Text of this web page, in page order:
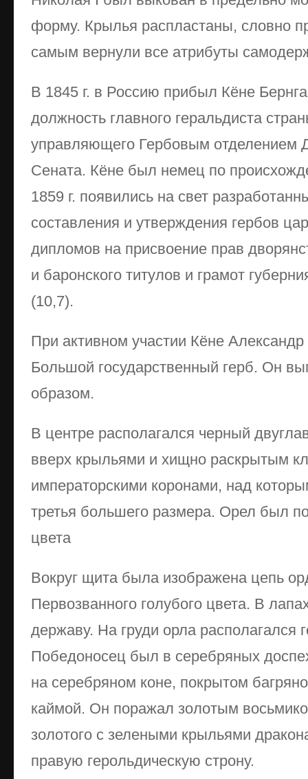
форму. Крылья распластаны, словно
самым вернули все атрибуты
В 1845 г. в Россию прибыл Кёне
должность главного геральдиста
управляющего Гербовым отделением
Сената. Кёне был немец по
1859 г. появились на свет
составления и утверждения гербов
дипломов на присвоение прав
и баронского титулов и грамот
(10,7).
При активном участии Кёне
Большой государственный герб. Он
образом.
В центре располагался черный
вверх крыльями и хищно раскрытым
императорскими коронами, над
третья большего размера. Орел был
цвета
Вокруг щита была изображена цепь
Первозванного голубого цвета. В
державу. На груди орла располагался
Победоносец был в серебряных
на серебряном коне, покрытом
каймой. Он поражал золотым
золотого с зелеными крыльями
правую герольдическую строну.